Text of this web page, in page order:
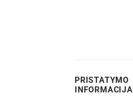
PRISTATYMO
INFORMACIJA